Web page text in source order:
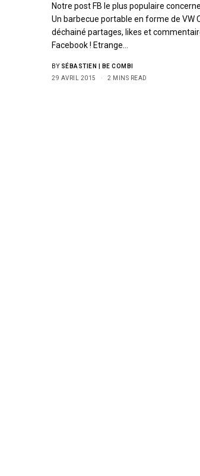
Notre post FB le plus populaire
Un barbecue portable en forme de VW
déchainé partages, likes et
Facebook ! Etrange…
BY SÉBASTIEN | BE COMBI
29 AVRIL 2015
2 MINS READ